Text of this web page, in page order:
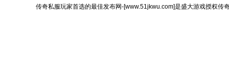
传奇私服玩家首选的最佳发布网-[www.51jkwu.com]是盛大游戏授权传